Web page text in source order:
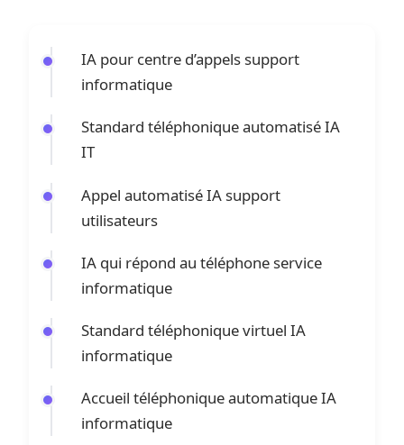
IA pour centre d’appels support
informatique
Standard téléphonique automatisé IA
IT
Appel automatisé IA support
utilisateurs
IA qui répond au téléphone service
informatique
Standard téléphonique virtuel IA
informatique
Accueil téléphonique automatique IA
informatique